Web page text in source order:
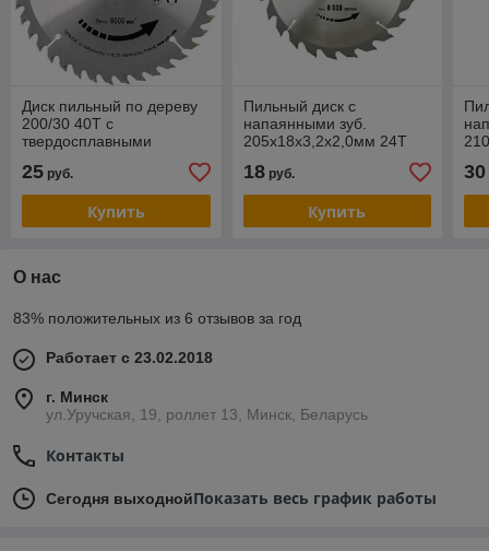
Диск пильный по дереву
200/30 40T с
твердосплавными
60652
25 руб.
Купить
Пильный диск с
напаянными зуб.
205х18х3,2х2,0мм 24T
18руб.
Купить
30
О нас
83% положительных из 6 отзывов за год
Работает с 23.02.2018
г. Минск
ул.Уручская, 19, роллет 13, Минск, Беларусь
Контакты
Сегодня выходнойПоказать весь график работы